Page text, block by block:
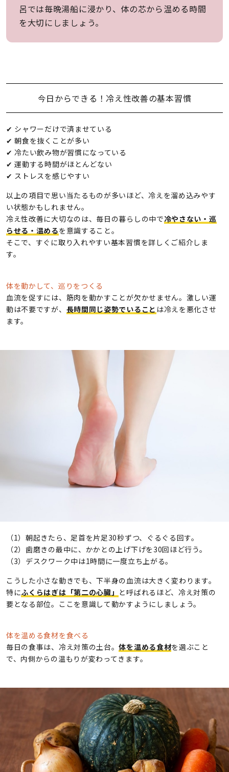
呂では毎晩湯船に浸かり、体の芯から温める時間
を大切にしましょう。
今日からできる！冷え性改善の基本習慣
✔︎ シャワーだけで済ませている
✔︎ 朝食を抜くことが多い
✔︎ 冷たい飲み物が習慣になっている
✔︎ 運動する時間がほとんどない
✔︎ ストレスを感じやすい
以上の項目で思い当たるものが多いほど、冷えを溜め込みやす
い状態かもしれません。
冷え性改善に大切なのは、毎日の暮らしの中で冷やさない・巡
らせる・温めるを意識すること。
そこで、すぐに取り入れやすい基本習慣を詳しくご紹介しま
す。
体を動かして、巡りをつくる
血流を促すには、筋肉を動かすことが欠かせません。激しい運
動は不要ですが、 長時間同じ姿勢でいること は冷えを悪化させ
ます。
（1）朝起きたら、足首を片足30秒ずつ、ぐるぐる回す。
（2）歯磨きの最中に、かかとの上げ下げを30回ほど行う。
（3）デスクワーク中は1時間に一度立ち上がる。
こうした小さな動きでも、下半身の血流は大きく変わります。
特にふくらはぎは「第二の心臓」 と呼ばれるほど、冷え対策の
要となる部位。ここを意識して動かすようにしましょう。
体を温める食材を食べる
毎日の食事は、冷え対策の土台。体を温める食材を選ぶこと
で、内側からの温もりが変わってきます。